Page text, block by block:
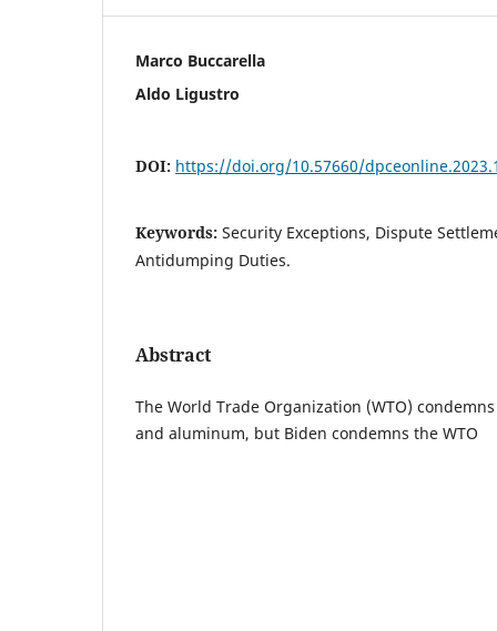
Marco Buccarella
Aldo Ligustro
DOI: https://doi.org/10.57660/
Keywords: Security Exceptions, Dispute
Antidumping Duties.
Abstract
The World Trade Organization (WTO)
and aluminum, but Biden condemns the WTO